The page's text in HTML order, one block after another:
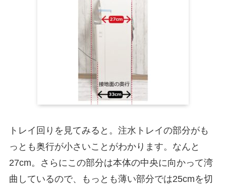
トレイ回りを見てみると。注水トレイの部分がも
っとも奥行が小さいことがわかります。なんと
27cm。さらにこの部分は本体の中央に向かって湾
曲しているので、もっとも薄い部分では25cmを切